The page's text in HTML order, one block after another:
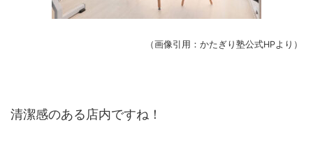
（画像引用：かたぎり塾公式HPより）
清潔感のある店内ですね！